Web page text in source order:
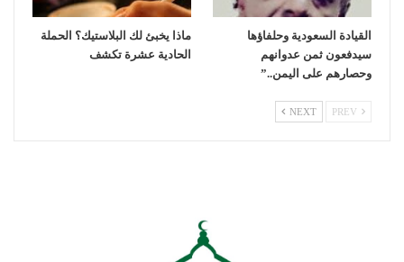
القيادة السعودية وحلفاؤها
سيدفعون ثمن عدوانهم
وحصارهم على اليمن..”
ماذا يخبئ لك البلاستيك؟ الحملة
الحادية عشرة تكشف
NEXT